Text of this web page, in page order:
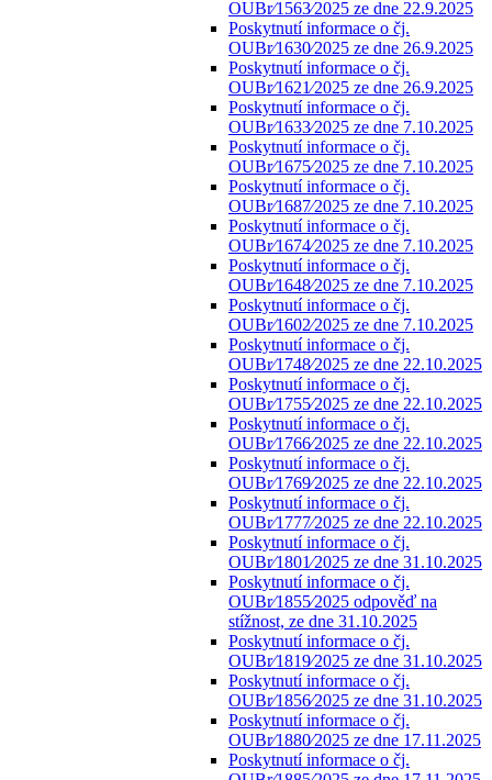
OUBr⁄1563⁄2025 ze dne 22.9.2025
Poskytnutí informace o čj.
OUBr⁄1630⁄2025 ze dne 26.9.2025
Poskytnutí informace o čj.
OUBr⁄1621⁄2025 ze dne 26.9.2025
Poskytnutí informace o čj.
OUBr⁄1633⁄2025 ze dne 7.10.2025
Poskytnutí informace o čj.
OUBr⁄1675⁄2025 ze dne 7.10.2025
Poskytnutí informace o čj.
OUBr⁄1687⁄2025 ze dne 7.10.2025
Poskytnutí informace o čj.
OUBr⁄1674⁄2025 ze dne 7.10.2025
Poskytnutí informace o čj.
OUBr⁄1648⁄2025 ze dne 7.10.2025
Poskytnutí informace o čj.
OUBr⁄1602⁄2025 ze dne 7.10.2025
Poskytnutí informace o čj.
OUBr⁄1748⁄2025 ze dne 22.10.2025
Poskytnutí informace o čj.
OUBr⁄1755⁄2025 ze dne 22.10.2025
Poskytnutí informace o čj.
OUBr⁄1766⁄2025 ze dne 22.10.2025
Poskytnutí informace o čj.
OUBr⁄1769⁄2025 ze dne 22.10.2025
Poskytnutí informace o čj.
OUBr⁄1777⁄2025 ze dne 22.10.2025
Poskytnutí informace o čj.
OUBr⁄1801⁄2025 ze dne 31.10.2025
Poskytnutí informace o čj.
OUBr⁄1855⁄2025 odpověď na
stížnost, ze dne 31.10.2025
Poskytnutí informace o čj.
OUBr⁄1819⁄2025 ze dne 31.10.2025
Poskytnutí informace o čj.
OUBr⁄1856⁄2025 ze dne 31.10.2025
Poskytnutí informace o čj.
OUBr⁄1880⁄2025 ze dne 17.11.2025
Poskytnutí informace o čj.